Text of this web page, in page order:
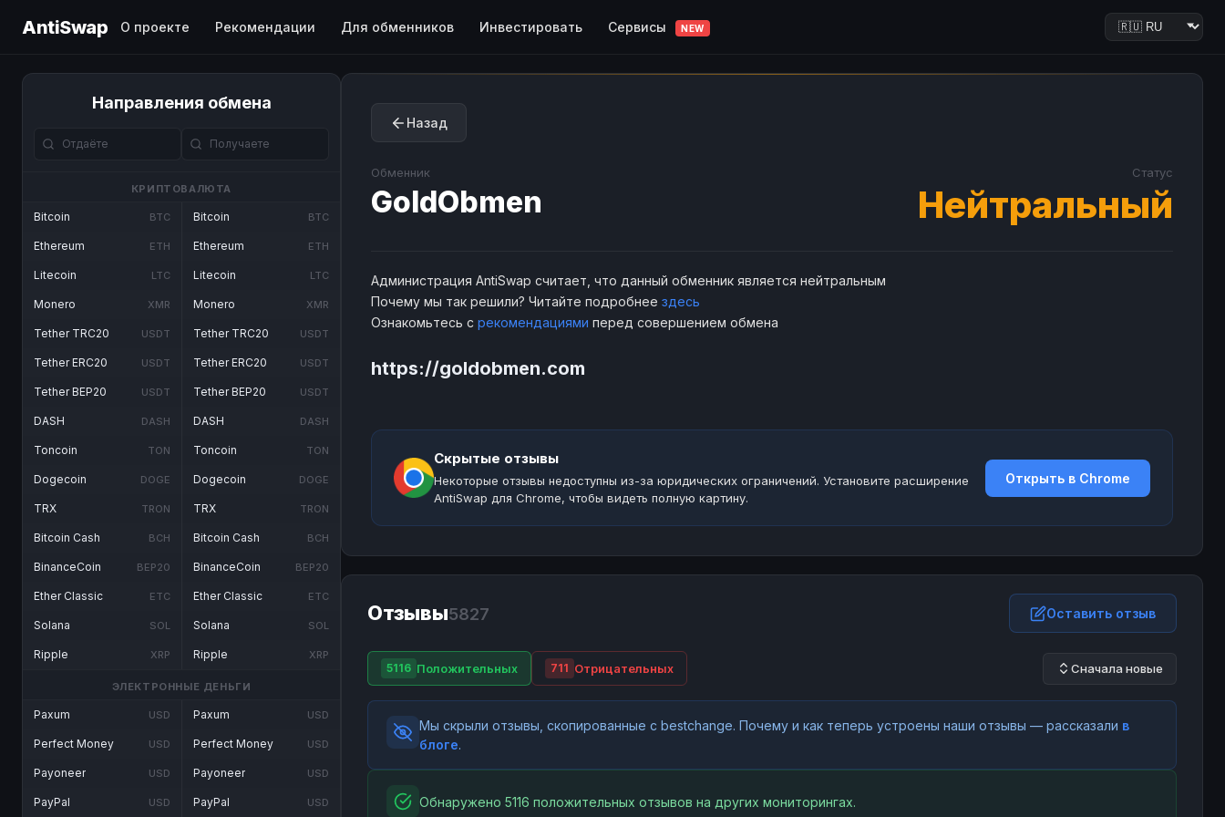
AntiSwap О проекте Рекомендации Для обменников Инвестировать Сервисы NEW
Направления обмена
КРИПТОВАЛЮТА
Bitcoin BTC
Ethereum ETH
Litecoin LTC
Monero XMR
Tether TRC20 USDT
Tether ERC20 USDT
Tether BEP20 USDT
DASH DASH
Toncoin TON
Dogecoin DOGE
TRX TRON
Bitcoin Cash BCH
BinanceCoin BEP20
Ether Classic ETC
Solana SOL
Ripple XRP
Bitcoin BTC
Ethereum ETH
Litecoin LTC
Monero XMR
Tether TRC20 USDT
Tether ERC20 USDT
Tether BEP20 USDT
DASH DASH
Toncoin TON
Dogecoin DOGE
TRX TRON
Bitcoin Cash BCH
BinanceCoin BEP20
Ether Classic ETC
Solana SOL
Ripple XRP
ЭЛЕКТРОННЫЕ ДЕНЬГИ
Paxum USD
Perfect Money USD
Payoneer USD
PayPal USD
Paxum USD
Perfect Money USD
Payoneer USD
PayPal USD
Назад
Обменник
GoldObmen
Статус
Нейтральный
Администрация AntiSwap считает, что данный обменник является нейтральным
Почему мы так решили? Читайте подробнее здесь
Ознакомьтесь с рекомендациями перед совершением обмена
https://goldobmen.com
Скрытые отзывы
Некоторые отзывы недоступны из-за юридических ограничений. Установите расширение
AntiSwap для Chrome, чтобы видеть полную картину.
Открыть в Chrome
Отзывы5827 Оставить отзыв
5116 Положительных 711 Отрицательных Сначала новые
Мы скрыли отзывы, скопированные с bestchange. Почему и как теперь устроены наши отзывы — рассказали в
блоге.
Обнаружено 5116 положительных отзывов на других мониторингах.